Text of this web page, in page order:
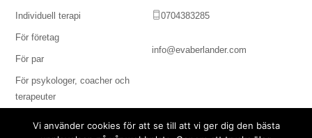
Individuell terapi
För företag
För par
För psykologer, coacher och
terapeuter
0704383285
info@evaberlander.com
Vi använder cookies för att se till att vi ger dig den bästa